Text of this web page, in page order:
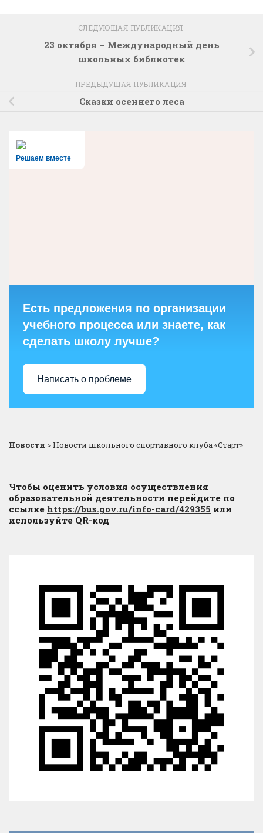
СЛЕДУЮЩАЯ ПУБЛИКАЦИЯ
23 октября – Международный день
школьных библиотек
ПРЕДЫДУЩАЯ ПУБЛИКАЦИЯ
Сказки осеннего леса
Решаем вместе
Есть предложения по организации
учебного процесса или знаете, как
сделать школу лучше?
Написать о проблеме
Новости >Новости школьного спортивного клуба «Старт»
Чтобы оценить условия осуществления
образовательной деятельности перейдите по
ссылке https://bus.gov.ru/info-card/429355 или
используйте QR-код